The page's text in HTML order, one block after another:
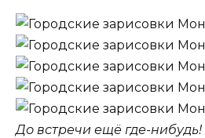
До встречи ещё где-нибудь!